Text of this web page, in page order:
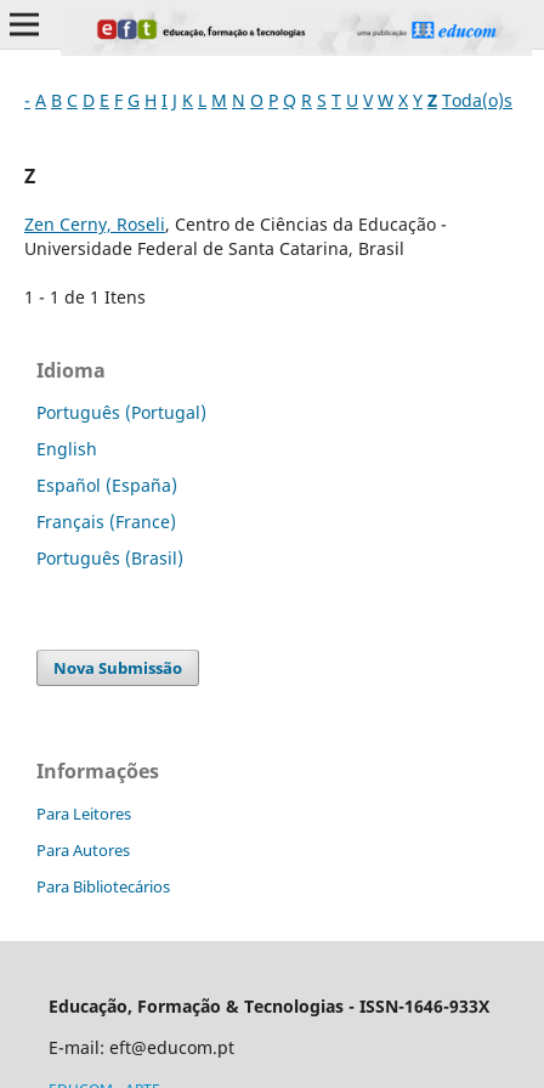
- A B C D E F G H I J K L M N O P Q R S T U V W X Y Z Toda(o)s
Z
Zen Cerny, Roseli, Centro de Ciências da Educação -
Universidade Federal de Santa Catarina, Brasil
1 - 1 de 1 Itens
Idioma
Português (Portugal)
English
Español (España)
Français (France)
Português (Brasil)
Nova Submissão
Informações
Para Leitores
Para Autores
Para Bibliotecários
Educação, Formação & Tecnologias - ISSN-1646-933X
E-mail: eft@educom.pt